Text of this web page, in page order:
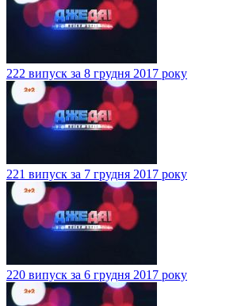
222 випуск за 8 грудня 2017 року
221 випуск за 7 грудня 2017 року
220 випуск за 6 грудня 2017 року